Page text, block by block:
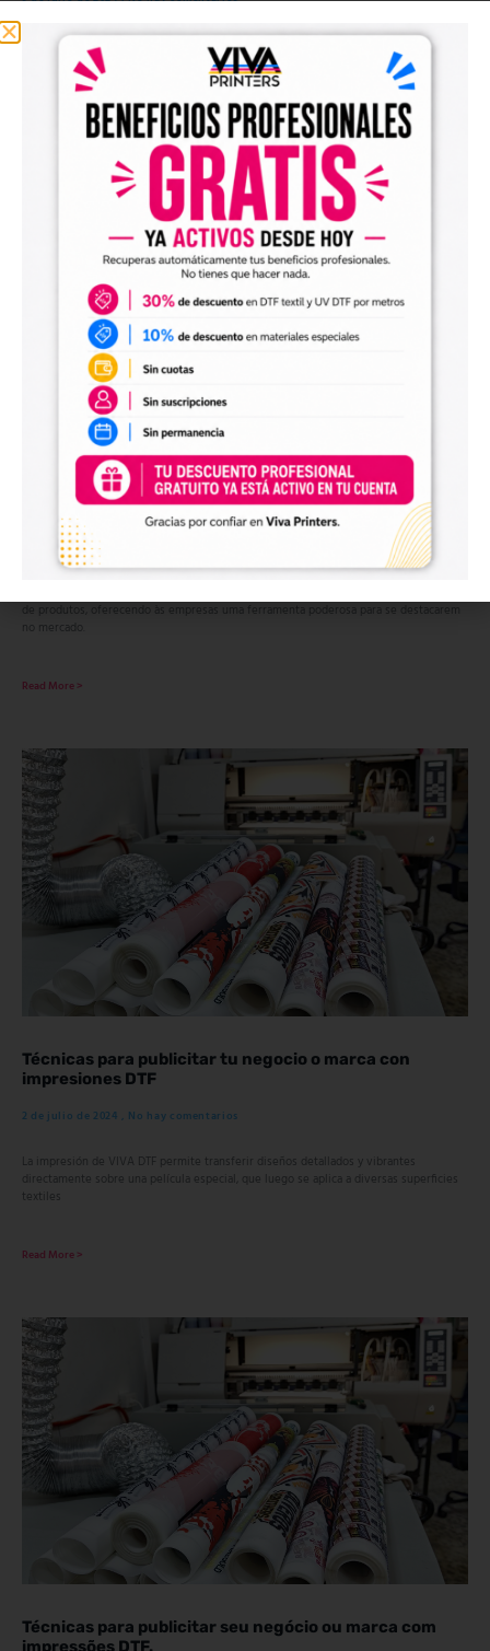
La tecnología de impresión textil DTF (Direct to Film) ha revolucionado la
personalización de productos, proporcionando a las empresas una herramienta
poderosa para sobresalir en el mercado
Impressão Têxtil DTF: Inovando o Seu Negócio
9 de julio de 2024
de produtos, oferecendo às empresas uma ferramenta poderosa para se destacarem
no mercado.
Read More >
Técnicas para publicitar tu negocio o marca con
impresiones DTF
2 de julio de 2024 No hay comentarios
La impresión de VIVA DTF permite transferir diseños detallados y vibrantes
directamente sobre una película especial, que luego se aplica a diversas superficies
textiles
Read More >
Técnicas para publicitar seu negócio ou marca com
impressões DTF.